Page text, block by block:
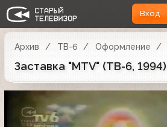
Вход
Архив ТВ-6 Оформление
Заставка "MTV" (ТВ-6, 1994)